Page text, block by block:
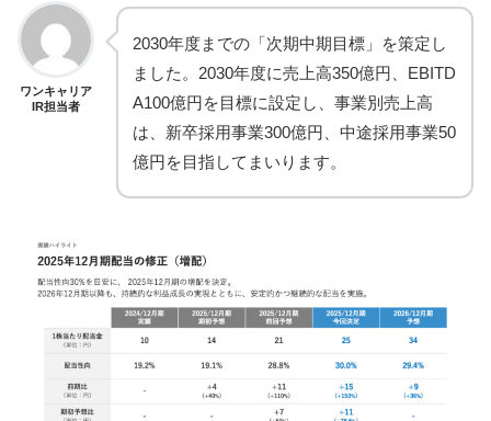
ワンキャリア
IR担当者
2030年度までの「次期中期目標」を策定し
ました。2030年度に売上高350億円、EBITD
A100億円を目標に設定し、事業別売上高
は、新卒採用事業300億円、中途採用事業50
億円を目指してまいります。